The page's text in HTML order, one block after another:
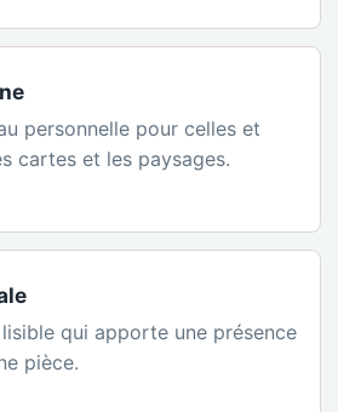
personnelle pour celles et
cartes et les paysages.
qui apporte une présence
pièce.